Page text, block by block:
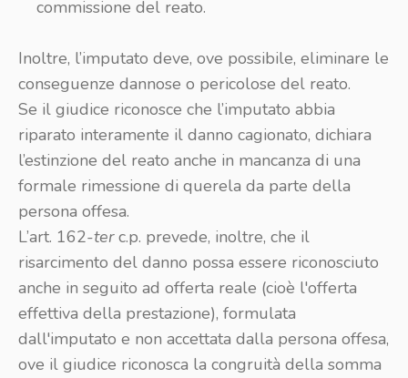
commissione del reato.
Inoltre, l’imputato deve, ove possibile, eliminare le
conseguenze dannose o pericolose del reato.
Se il giudice riconosce che l’imputato abbia
riparato interamente il danno cagionato, dichiara
l’estinzione del reato anche in mancanza di una
formale rimessione di querela da parte della
persona offesa.
L’art. 162-terc.p. prevede, inoltre, che il
risarcimento del danno possa essere riconosciuto
anche in seguito ad offerta reale (cioè l'offerta
effettiva della prestazione), formulata
dall'imputato e non accettata dalla persona offesa,
ove il giudice riconosca la congruità della somma